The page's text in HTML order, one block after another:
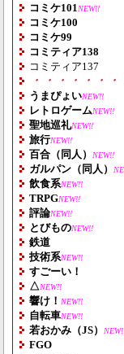
コミケ101 NEW!!
コミケ100
コミケ99
コミティア138
コミティア137
・・・・・・
うまぴょいNEW!!
レトロゲームNEW!!
聖地巡礼NEW!!
旅行NEW!!
百合（同人） NEW!!
ガルパン（同人）
飲食系NEW!!
TRPGNEW!!
評論NEW!!
とびものNEW!!
鉄道
技術系NEW!!
すごーい！
△NEW!!
響け！ NEW!!
自転車NEW!!
若おかみ（JS）
FGO